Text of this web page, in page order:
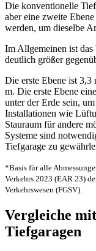
Die konventionelle
aber eine zweite
werden, um dieselbe
Im Allgemeinen ist
deutlich größer
Die erste Ebene ist 3,3
m. Die erste Ebene
unter der Erde sein,
Installationen wie
Stauraum für andere
Systeme sind
Tiefgarage zu
*Basis für alle
Verkehrs 2023 (EAR 23)
Verkehrswesen (FGSV).
Vergleiche
Tiefgaragen